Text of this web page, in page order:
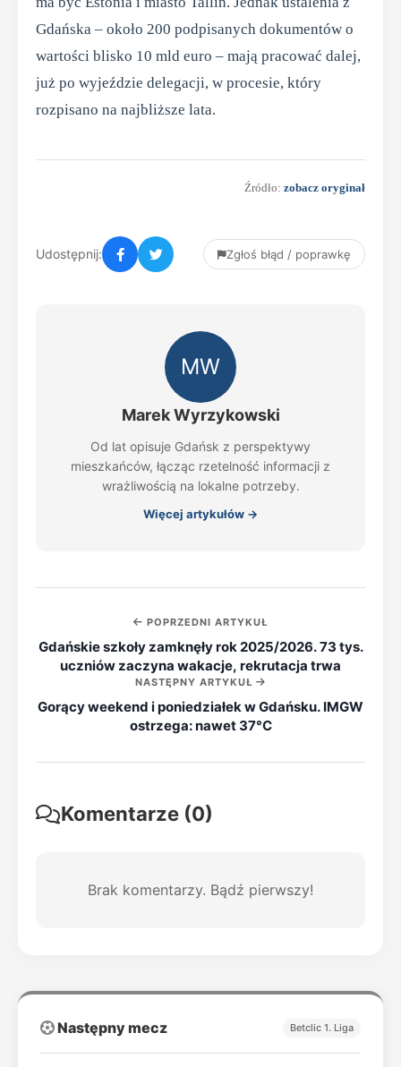
Gdańska – około 200 podpisanych dokumentów o
wartości blisko 10 mld euro – mają pracować dalej,
już po wyjeździe delegacji, w procesie, który
rozpisano na najbliższe lata.
Źródło: zobacz oryginał
Udostępnij: Zgłoś błąd / poprawkę
MW
Marek Wyrzykowski
Od lat opisuje Gdańsk z perspektywy
mieszkańców, łącząc rzetelność informacji z
wrażliwością na lokalne potrzeby.
Więcej artykułów →
POPRZEDNI ARTYKUŁ
Gdańskie szkoły zamknęły rok 2025/2026. 73 tys.
uczniów zaczyna wakacje, rekrutacja trwa
NASTĘPNY ARTYKUŁ
Gorący weekend i poniedziałek w Gdańsku. IMGW
ostrzega: nawet 37°C
Komentarze (0)
Brak komentarzy. Bądź pierwszy!
Następny mecz Betclic 1. Liga